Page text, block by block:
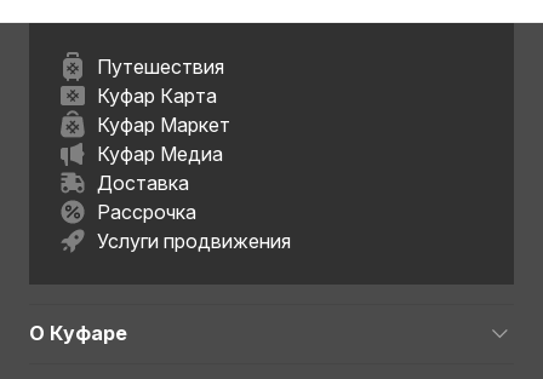
Путешествия
Куфар Карта
Куфар Маркет
Куфар Медиа
Доставка
Рассрочка
Услуги продвижения
О Куфаре